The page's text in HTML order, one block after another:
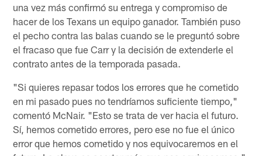
una vez más confirmó su entrega y compromiso de
hacer de los Texans un equipo ganador. También puso
el pecho contra las balas cuando se le preguntó sobre
el fracaso que fue Carr y la decisión de extenderle el
contrato antes de la temporada pasada.
"Si quieres repasar todos los errores que he cometido
en mi pasado pues no tendríamos suficiente tiempo,"
comentó McNair. "Esto se trata de ver hacia el futuro.
Sí, hemos cometido errores, pero ese no fue el único
error que hemos cometido y nos equivocaremos en el